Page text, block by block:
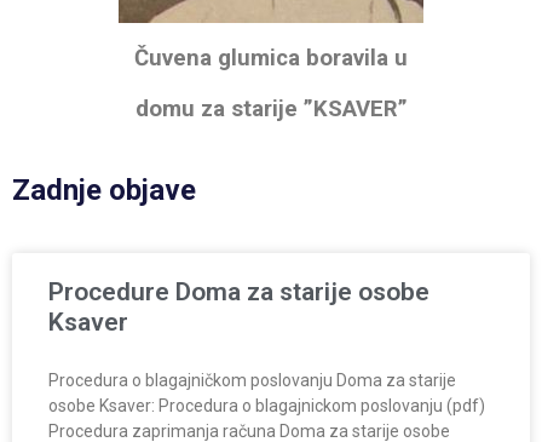
Čuvena glumica boravila u
domu za starije ”KSAVER”
Zadnje objave
Procedure Doma za starije osobe
Ksaver
Procedura o blagajničkom poslovanju Doma za starije
osobe Ksaver: Procedura o blagajnickom poslovanju (pdf)
Procedura zaprimanja računa Doma za starije osobe